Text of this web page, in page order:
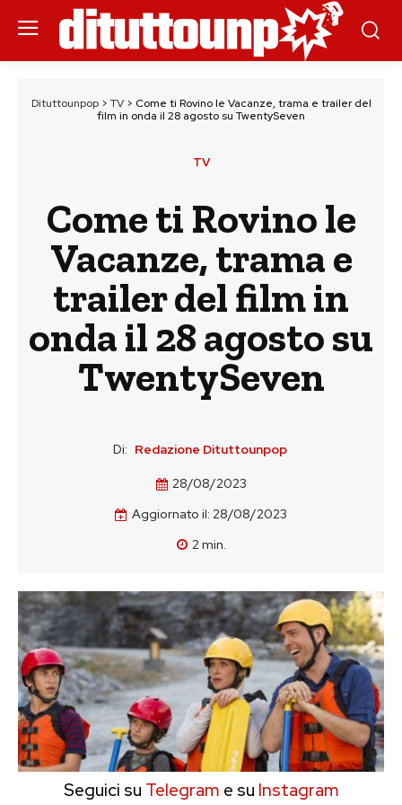
Dituttounpop> TV> Come ti Rovino le Vacanze, trama e trailer del
film in onda il 28 agosto su TwentySeven
TV
Come ti Rovino le
Vacanze, trama e
trailer del film in
onda il 28 agosto su
TwentySeven
Di: Redazione Dituttounpop
28/08/2023
Aggiornato il: 28/08/2023
2min.
Seguici su Telegram e su Instagram